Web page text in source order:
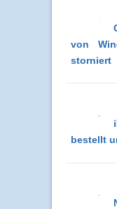
von
storniert
bestellt